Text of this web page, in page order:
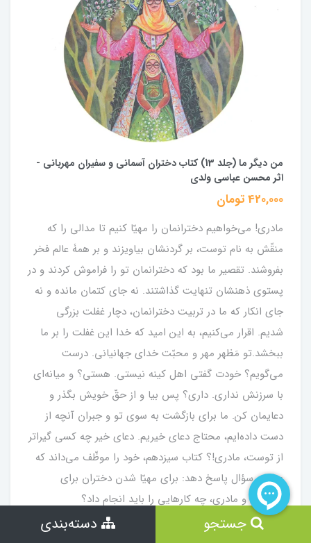
من دیگر ما (جلد 13) کتاب دختران آسمانی و سفیران مهربانی -
اثر محسن عباسی ولدی
420,000 تومان
مادری!‌ می‌خواهیم دخترانمان را مهیّا کنیم تا مدالی را که
منقّش به نام توست، بر گردنشان بیاویزند و بر همۀ عالم فخر
بفروشند. تقصیر ما بود که دخترانمان تو را فراموش کردند و در
پستوی ذهنشان تنهایت گذاشتند. نه جای کتمان مانده و نه
جای انکار که ما در تربیت دخترانمان، دچار غفلت بزرگی
شدیم. اقرار می‌کنیم، به این امید که خدا این غفلت را بر ما
ببخشد.تو مَظهر مهر و محبّت خدای جهانیانی. درست
می‌گویم؟ خودت گفتی اهل کینه نیستی. هستی؟ و میانه‌ای
با سرزنش نداری. داری؟ پس بیا و از حقّ خویش بگذر و
دعایمان کن. ما برای بازگشت به سوی تو و جبران آنچه از
دست داده‌ایم، محتاج دعای خیریم. دعای خیر چه کسی گیراتر
از توست، مادری!؟ کتاب سیزدهم، خود را موظّف می‌‌داند که
به این سؤال پاسخ دهد: برای مهیّا شدن دختران برای
همسری و مادری، چه کارهایی را باید انجام داد؟
جستجو